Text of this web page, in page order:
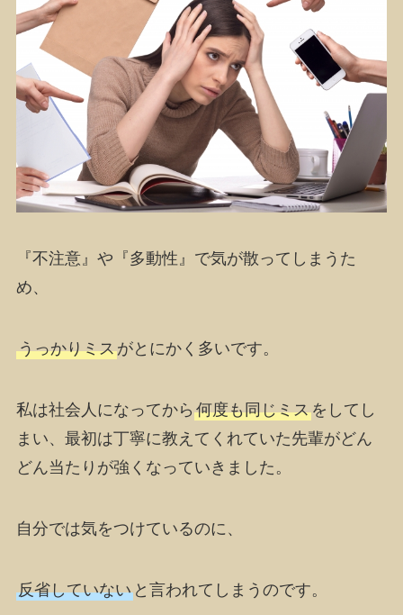
『不注意』や『多動性』で気が散ってしまうた
め、
うっかりミスがとにかく多いです。
私は社会人になってから 何度も同じミスをしてし
まい、最初は丁寧に教えてくれていた先輩がどん
どん当たりが強くなっていきました。
自分では気をつけているのに、
反省していないと言われてしまうのです。